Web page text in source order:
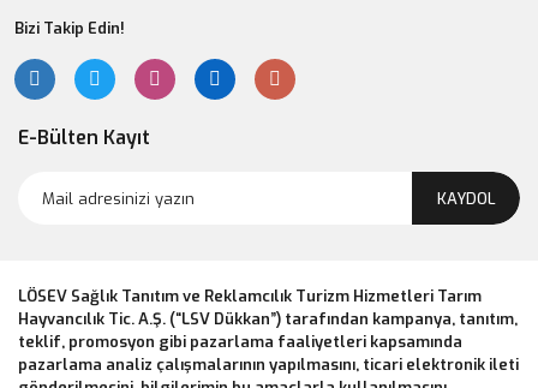
Bizi Takip Edin!
E-Bülten Kayıt
KAYDOL
LÖSEV Sağlık Tanıtım ve Reklamcılık Turizm Hizmetleri Tarım
Hayvancılık Tic. A.Ş. (“LSV Dükkan”) tarafından kampanya, tanıtım,
teklif, promosyon gibi pazarlama faaliyetleri kapsamında
pazarlama analiz çalışmalarının yapılmasını, ticari elektronik ileti